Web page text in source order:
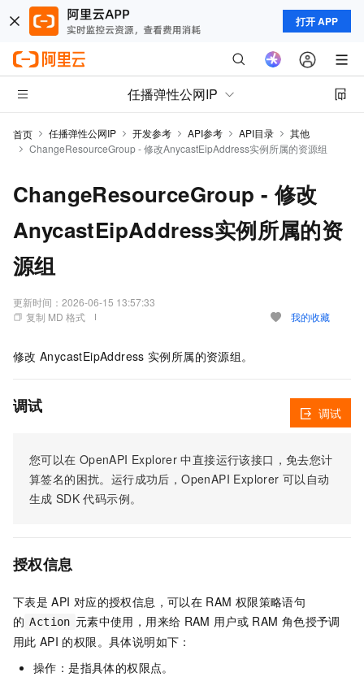
打开 APP
任播弹性公网IP
首页 任播弹性公网IP 开发参考 API参考 API目录
其他
ChangeResourceGroup - 修改AnycastEipAddress实例所属的资源组
ChangeResourceGroup - 修改
AnycastEipAddress实例所属的资
源组
更新时间： 2026-06-15 13:57:33
复制 MD 格式
我的收藏
修改 AnycastEipAddress 实例所属的资源组。
调试
您可以在 OpenAPI Explorer 中直接运行该接口，免去您计
算签名的困扰。运行成功后，OpenAPI Explorer 可以自动
生成 SDK 代码示例。
调试
授权信息
下表是 API 对应的授权信息，可以在 RAM 权限策略语句
的 Action 元素中使用，用来给 RAM 用户或 RAM 角色授予调
用此 API 的权限。具体说明如下：
操作：是指具体的权限点。